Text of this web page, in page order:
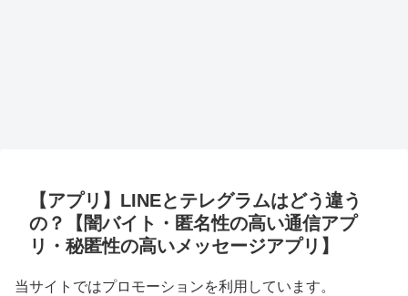
【アプリ】LINEとテレグラムはどう違う
の？【闇バイト・匿名性の高い通信アプ
リ・秘匿性の高いメッセージアプリ】
当サイトではプロモーションを利用しています。